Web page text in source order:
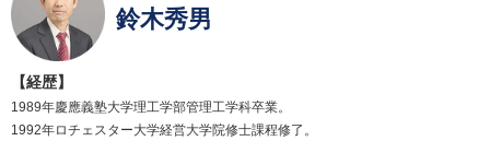
鈴木秀男
【経歴】
1989年慶應義塾大学理工学部管理工学科卒業。
1992年ロチェスター大学経営大学院修士課程修了。